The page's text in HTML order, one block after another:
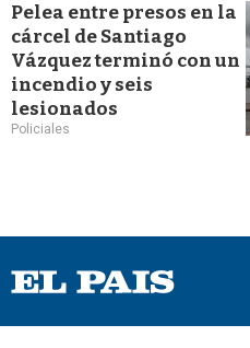
Pelea entre presos en la
cárcel de Santiago
Vázquez terminó con un
incendio y seis
lesionados
Policiales